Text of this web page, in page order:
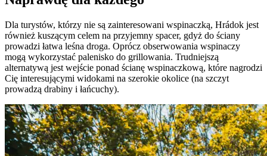
Dla turystów, którzy nie są zainteresowani wspinaczką, Hrádok jest
również kuszącym celem na przyjemny spacer, gdyż do ściany
prowadzi łatwa leśna droga. Oprócz obserwowania wspinaczy
mogą wykorzystać palenisko do grillowania. Trudniejszą
alternatywą jest wejście ponad ścianę wspinaczkową, które nagrodzi
Cię interesującymi widokami na szerokie okolice (na szczyt
prowadzą drabiny i łańcuchy).